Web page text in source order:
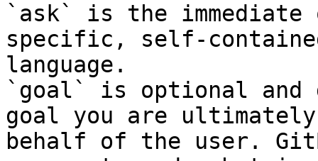
`ask` is the
specific, self-
language.
`goal` is optional and
goal you are
behalf of the user.